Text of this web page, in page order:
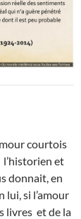
courtois
et
donnait, en
lui, si l’amour
livres et de la